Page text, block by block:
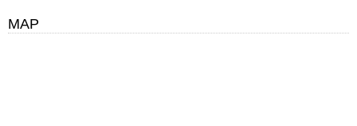
MAP